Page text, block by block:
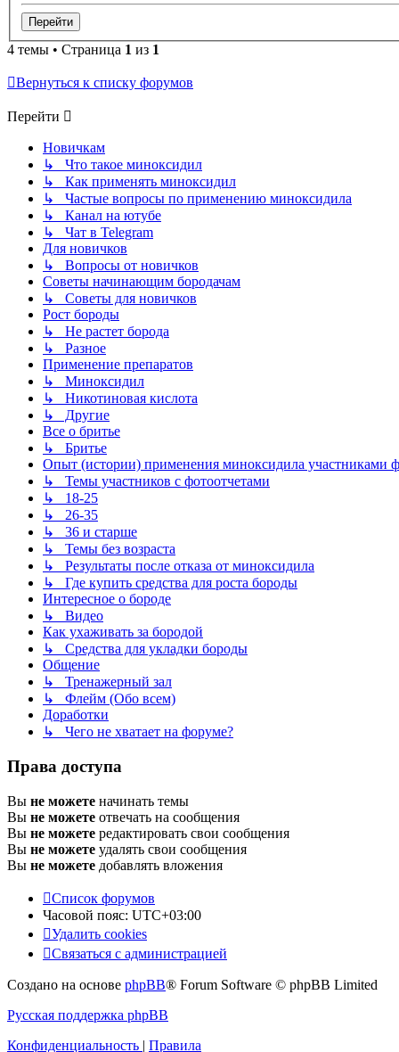
4 темы • Страница 1 из 1
Вернуться к списку форумов
Перейти
Новичкам
↳ Что такое миноксидил
↳ Как применять миноксидил
↳ Частые вопросы по применению миноксидила
↳ Канал на ютубе
↳ Чат в Telegram
Для новичков
↳ Вопросы от новичков
Советы начинающим бородачам
↳ Советы для новичков
Рост бороды
↳ Не растет борода
↳ Разное
Применение препаратов
↳ Миноксидил
↳ Никотиновая кислота
↳ Другие
Все о бритье
↳ Бритье
Опыт (истории) применения миноксидила участниками
↳ Темы участников с фотоотчетами
↳ 18-25
↳ 26-35
↳ 36 и старше
↳ Темы без возраста
↳ Результаты после отказа от миноксидила
↳ Где купить средства для роста бороды
Интересное о бороде
↳ Видео
Как ухаживать за бородой
↳ Средства для укладки бороды
Общение
↳ Тренажерный зал
↳ Флейм (Обо всем)
Доработки
↳ Чего не хватает на форуме?
Права доступа
Вы не можете начинать темы
Вы не можете отвечать на сообщения
Вы не можете редактировать свои сообщения
Вы не можете удалять свои сообщения
Вы не можете добавлять вложения
Список форумов
Часовой пояс: UTC+03:00
Удалить cookies
Связаться с администрацией
Создано на основе phpBB® Forum Software © phpBB Limited
Русская поддержка phpBB
Конфиденциальность | Правила